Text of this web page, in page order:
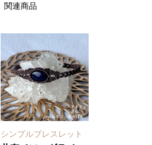
関連商品
シンプルブレスレット